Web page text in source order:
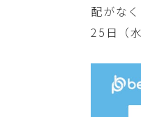
配がな
25日（